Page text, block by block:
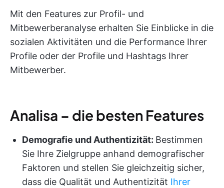
Mit den Features zur Profil- und
Mitbewerberanalyse erhalten Sie Einblicke in die
sozialen Aktivitäten und die Performance Ihrer
Profile oder der Profile und Hashtags Ihrer
Mitbewerber.
Analisa – die besten Features
Demografie und Authentizität: Bestimmen
Sie Ihre Zielgruppe anhand demografischer
Faktoren und stellen Sie gleichzeitig sicher,
dass die Qualität und Authentizität Ihrer